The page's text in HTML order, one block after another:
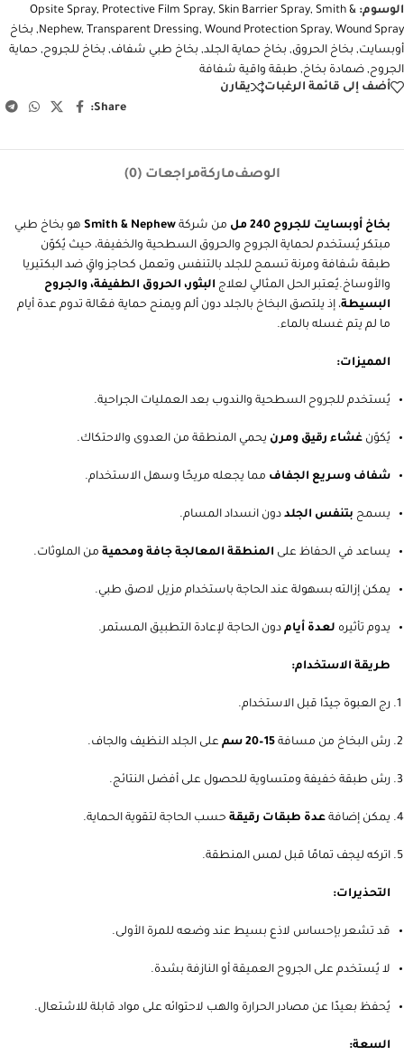
الوسوم:
Opsite Spray, Protective Film Spray, Skin Barrier Spray, Smith &
Nephew, Transparent Dressing, Wound Protection Spray, Wound Spray
, بخاخ
أوبسايت, بخاخ الحروق, بخاخ حماية الجلد, بخاخ طبي شفاف, بخاخ للجروح, حماية
الجروح, ضمادة بخاخ, طبقة واقية شفافة
أضف إلى قائمة الرغبات
يقارن
Share:
الوصفماركةمراجعات (0)
بخاخ أوبسايت للجروح 240 مل من شركة Smith & Nephew هو بخاخ طبي
مبتكر يُستخدم لحماية الجروح والحروق السطحية والخفيفة، حيث يُكوّن
طبقة شفافة ومرنة تسمح للجلد بالتنفس وتعمل كحاجز واقٍ ضد البكتيريا
والأوساخ.يُعتبر الحل المثالي لعلاج البثور، الحروق الطفيفة، والجروح
البسيطة، إذ يلتصق البخاخ بالجلد دون ألم ويمنح حماية فعّالة تدوم عدة أيام
ما لم يتم غسله بالماء.
المميزات:
يُستخدم للجروح السطحية والندوب بعد العمليات الجراحية.
يُكوّن غشاء رقيق ومرن يحمي المنطقة من العدوى والاحتكاك.
شفاف وسريع الجفاف مما يجعله مريحًا وسهل الاستخدام.
يسمح بتنفس الجلد دون انسداد المسام.
يساعد في الحفاظ على المنطقة المعالجة جافة ومحمية من الملوثات.
يمكن إزالته بسهولة عند الحاجة باستخدام مزيل لاصق طبي.
يدوم تأثيره لعدة أيام دون الحاجة لإعادة التطبيق المستمر.
طريقة الاستخدام:
رج العبوة جيدًا قبل الاستخدام.
رش البخاخ من مسافة 15–20 سم على الجلد النظيف والجاف.
رش طبقة خفيفة ومتساوية للحصول على أفضل النتائج.
يمكن إضافة عدة طبقات رقيقة حسب الحاجة لتقوية الحماية.
اتركه ليجف تمامًا قبل لمس المنطقة.
التحذيرات:
قد تشعر بإحساس لاذع بسيط عند وضعه للمرة الأولى.
لا يُستخدم على الجروح العميقة أو النازفة بشدة.
يُحفظ بعيدًا عن مصادر الحرارة والهب لاحتوائه على مواد قابلة للاشتعال.
السعة: